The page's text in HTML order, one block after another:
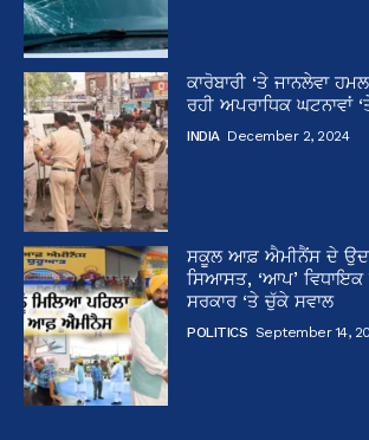
ਕਾਰੋਬਾਰੀ ‘ਤੇ ਜਾਨਲੇਵਾ
ਰਹੀ ਅਪਰਾਧਿਕ ਘਟਨਾਵਾਂ
INDIA December 2, 2024
ਸਕੂਲ ਆਫ਼ ਐਮੀਨੈਂਸ ਦੇ
ਸਿਆਸਤ, ‘ਆਪ’
ਸਰਕਾਰ ‘ਤੇ ਚੁੱਕੇ ਸਵਾਲ
POLITICS September 14,